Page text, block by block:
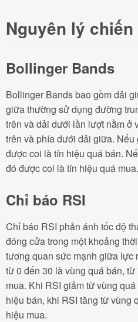
Nguyên lý
Bollinger Bands
Bollinger Bands bao gồm dải
giữa thường sử dụng đường
trên và dải dưới lần lượt nằm ở
trên và phía dưới dải giữa.
được coi là tín hiệu quá bán.
đó được coi là tín hiệu quá mua.
Chỉ báo RSI
Chỉ báo RSI phản ánh tốc độ
đóng cửa trong một khoảng
tương quan sức mạnh giữa lực
từ 0 đến 30 là vùng quá bán,
mua. Khi RSI giảm từ vùng
hiệu bán, khi RSI tăng từ vùng
hiệu mua.